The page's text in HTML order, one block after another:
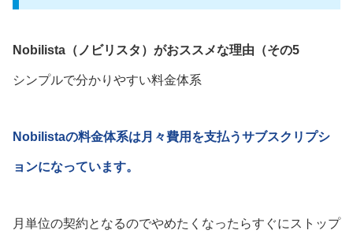
Nobilista（ノビリスタ）がおススメな理由（その5
シンプルで分かりやすい料金体系
Nobilistaの料金体系は月々費用を支払うサブスクリプシ
ョンになっています。
月単位の契約となるのでやめたくなったらすぐにストップ